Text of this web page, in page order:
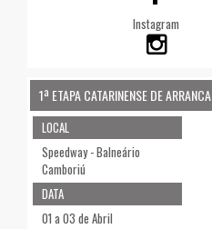
Instagram
1ª ETAPA CATARINENSE DE
LOCAL
Speedway - Balneário
Camboriú
DATA
01 a 03 de Abril